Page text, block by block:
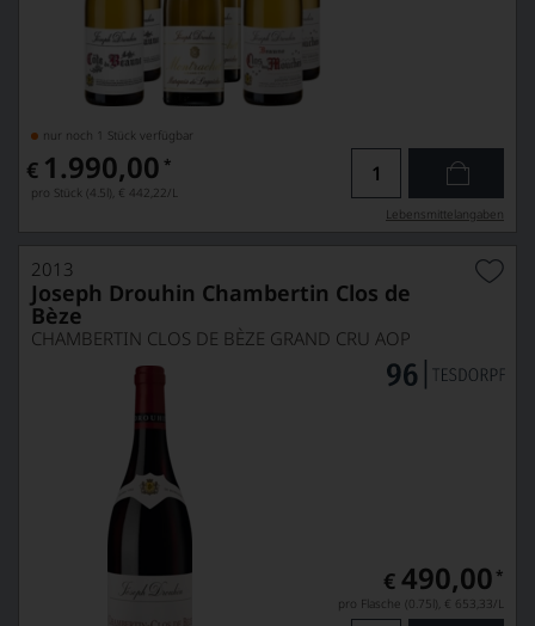
nur noch 1 Stück verfügbar
€ 1.990,00 *
pro Stück (4.5l), € 442,22/L
Lebensmittel­angaben
2013
Joseph Drouhin Chambertin Clos de
Bèze
CHAMBERTIN CLOS DE BÈZE GRAND CRU AOP
€ 490,00 *
pro Flasche (0.75l), € 653,33/L